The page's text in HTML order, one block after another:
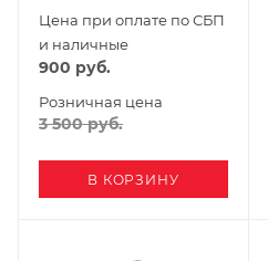
Цена при оплате по СБП
и наличные
900 руб.
Розничная цена
3 500руб.
В КОРЗИНУ